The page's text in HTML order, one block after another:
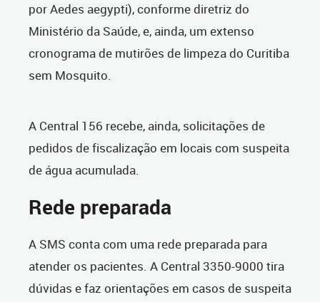
por Aedes aegypti), conforme diretriz do
Ministério da Saúde, e, ainda, um extenso
cronograma de mutirões de limpeza do Curitiba
sem Mosquito.
A Central 156 recebe, ainda, solicitações de
pedidos de fiscalização em locais com suspeita
de água acumulada.
Rede preparada
A SMS conta com uma rede preparada para
atender os pacientes. A Central 3350-9000 tira
dúvidas e faz orientações em casos de suspeita